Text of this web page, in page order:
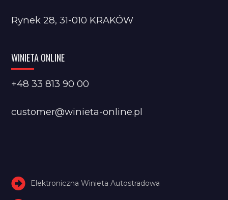
Rynek 28, 31-010 KRAKÓW
WINIETA ONLINE
+48 33 813 90 00
customer@winieta-online.pl
Elektroniczna Winieta Autostradowa